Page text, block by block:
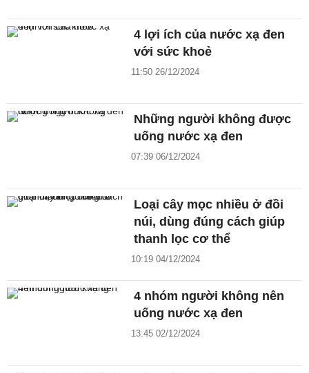
4 lợi ích của nước xạ đen
với sức khoẻ
11:50 26/12/2024
Những người không được
uống nước xạ đen
07:39 06/12/2024
Loại cây mọc nhiều ở đồi
núi, dùng đúng cách giúp
thanh lọc cơ thể
10:19 04/12/2024
4 nhóm người không nên
uống nước xạ đen
13:45 02/12/2024